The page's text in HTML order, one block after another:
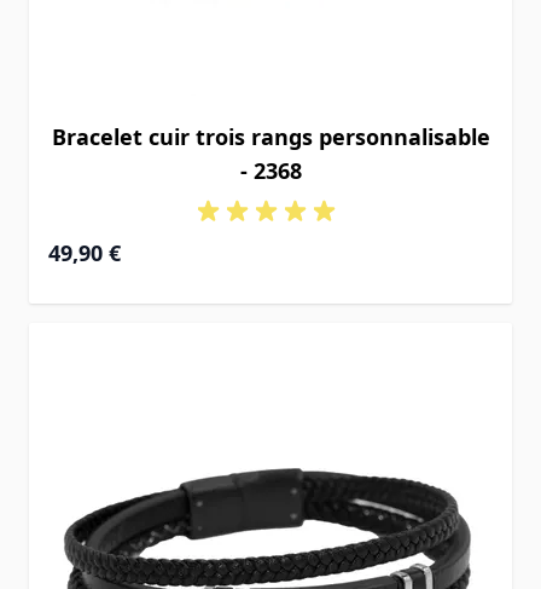
Bracelet cuir trois rangs personnalisable
- 2368
49,90 €